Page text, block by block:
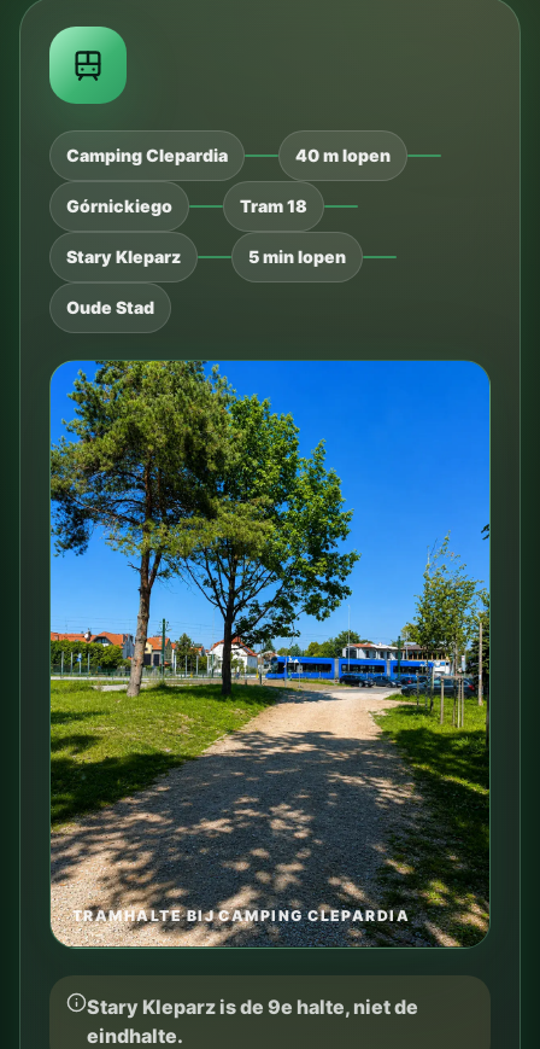
Camping Clepardia 40 m lopen
Górnickiego Tram 18
Stary Kleparz 5 min lopen
Oude Stad
TRAMHALTE BIJ CAMPING CLEPARDIA
Stary Kleparz is de 9e halte, niet de
eindhalte.